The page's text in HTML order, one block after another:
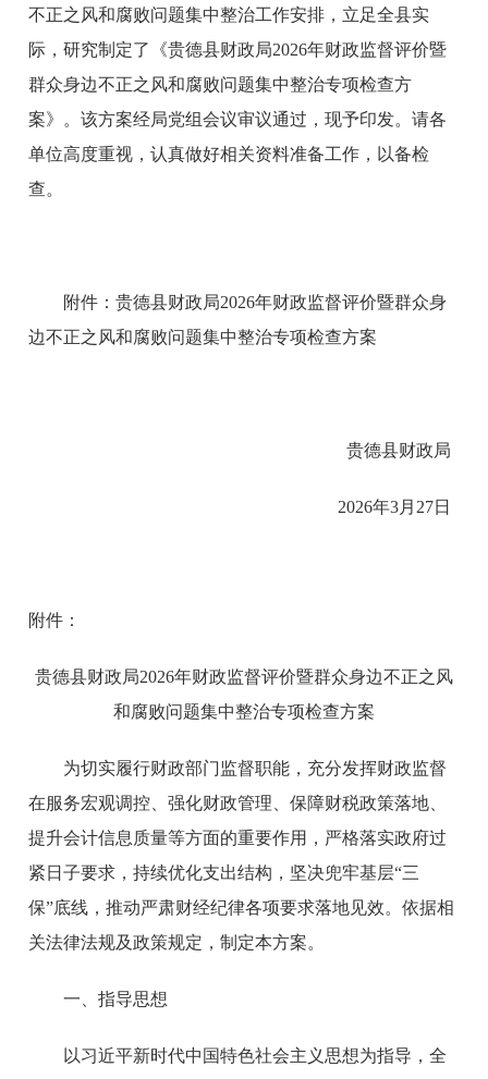
不正之风和腐败问题集中整治工作安排，立足全县实
际，研究制定了《贵德县财政局2026年财政监督评价暨
群众身边不正之风和腐败问题集中整治专项检查方
案》。该方案经局党组会议审议通过，现予印发。请各
单位高度重视，认真做好相关资料准备工作，以备检
查。
附件：贵德县财政局2026年财政监督评价暨群众身
边不正之风和腐败问题集中整治专项检查方案
贵德县财政局
2026年3月27日
附件：
贵德县财政局2026年财政监督评价暨群众身边不正之风
和腐败问题集中整治专项检查方案
为切实履行财政部门监督职能，充分发挥财政监督
在服务宏观调控、强化财政管理、保障财税政策落地、
提升会计信息质量等方面的重要作用，严格落实政府过
紧日子要求，持续优化支出结构，坚决兜牢基层“三
保”底线，推动严肃财经纪律各项要求落地见效。依据相
关法律法规及政策规定，制定本方案。
一、指导思想
以习近平新时代中国特色社会主义思想为指导，全